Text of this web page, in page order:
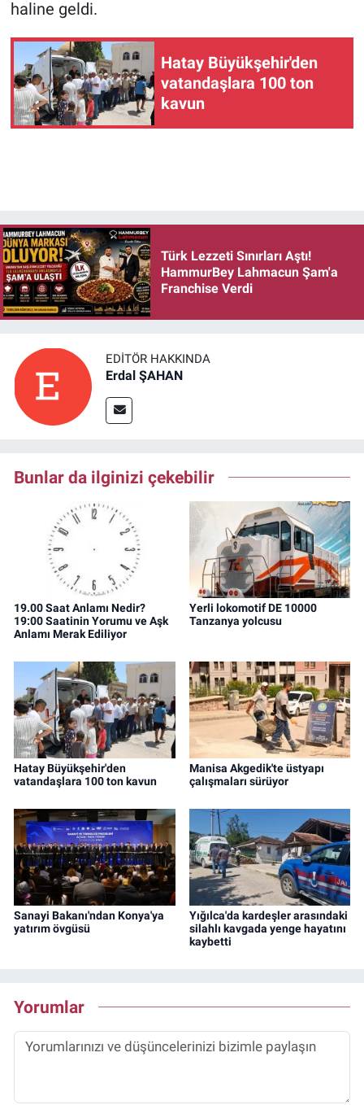
haline geldi.
Hatay Büyükşehir'den
vatandaşlara 100 ton
kavun
Türk Lezzeti Sınırları Aştı!
HammurBey Lahmacun Şam'a
Franchise Verdi
EDITÖR HAKKINDA
Erdal ŞAHAN
Bunlar da ilginizi çekebilir
19.00 Saat Anlamı Nedir?
19:00 Saatinin Yorumu ve Aşk
Anlamı Merak Ediliyor
Yerli lokomotif DE 10000
Tanzanya yolcusu
Hatay Büyükşehir'den
vatandaşlara 100 ton kavun
Manisa Akgedik'te üstyapı
çalışmaları sürüyor
Sanayi Bakanı'ndan Konya'ya
yatırım övgüsü
Yığılca'da kardeşler arasındaki
silahlı kavgada yenge hayatını
kaybetti
Yorumlar